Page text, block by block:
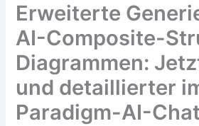
Erweiterte
AI-Composite-
Diagrammen:
und detaillierter
Paradigm-AI-